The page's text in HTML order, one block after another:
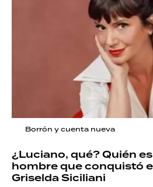
Borrón y cuenta nueva
¿Luciano, qué? Quién
hombre que conquistó
Griselda Siciliani